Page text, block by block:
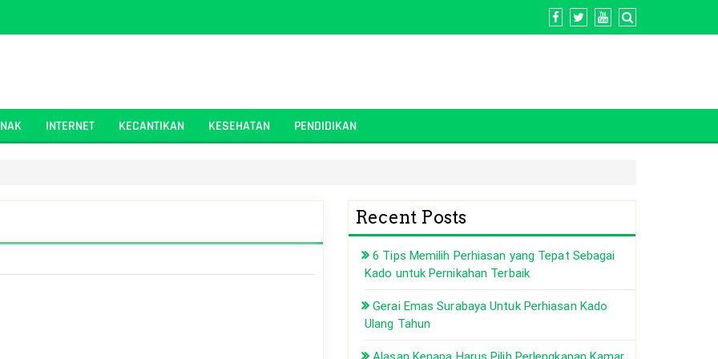
INTERNET KECANTIKAN KESEHATAN PENDIDIKAN
Recent Posts
6 Tips Memilih Perhiasan yang Tepat Sebagai
Kado untuk Pernikahan Terbaik
Gerai Emas Surabaya Untuk Perhiasan Kado
Ulang Tahun